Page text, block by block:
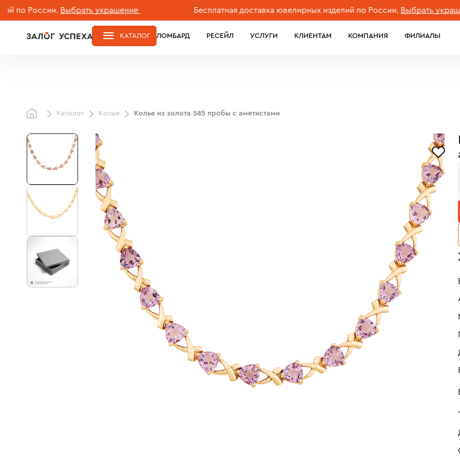
России. Выбрать украшение Бесплатная доставка ювелирных изделий по России. Выбрать украшение
ЛОМБАРД РЕСЕЙЛ УСЛУГИ КЛИЕНТАМ КОМПАНИЯ ФИЛИАЛЫ
КАТАЛОГ
Каталог Колье Колье из золота 585 пробы с аметистами